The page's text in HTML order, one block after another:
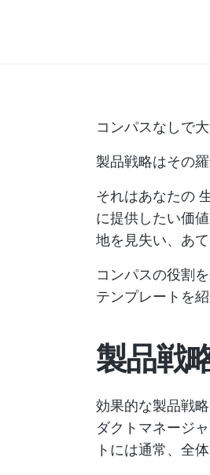
コンパスなしで
製品戦略はその
それはあなたの
に提供したい価
地を見失い、あ
コンパスの役割
テンプレートを紹
製品戦
効果的な製品戦
ダクトマネージ
トには通常、全